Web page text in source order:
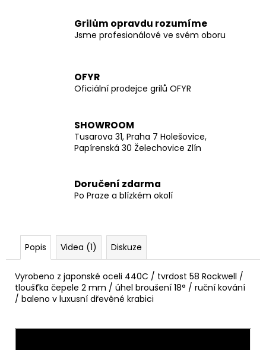
Grilům opravdu rozumíme
Jsme profesionálové ve svém oboru
OFYR
Oficiální prodejce grilů OFYR
SHOWROOM
Tusarova 31, Praha 7 Holešovice,
Papírenská 30 Želechovice Zlín
Doručení zdarma
Po Praze a blízkém okolí
Popis Videa (1) Diskuze
Vyrobeno z japonské oceli 440C / tvrdost 58 Rockwell /
tloušťka čepele 2 mm / úhel broušení 18° / ruční kování
/ baleno v luxusní dřevěné krabici